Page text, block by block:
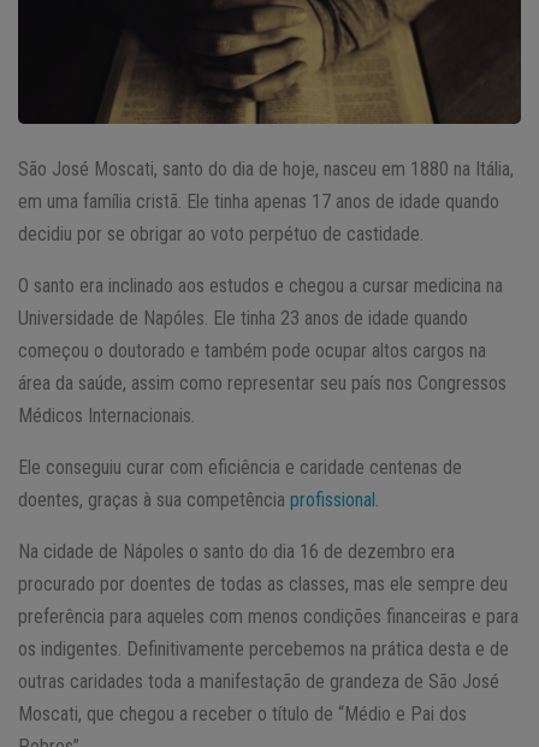
São José Moscati, santo do dia de hoje, nasceu em 1880 na Itália,
em uma família cristã. Ele tinha apenas 17 anos de idade quando
decidiu por se obrigar ao voto perpétuo de castidade.
O santo era inclinado aos estudos e chegou a cursar medicina na
Universidade de Napóles. Ele tinha 23 anos de idade quando
começou o doutorado e também pode ocupar altos cargos na
área da saúde, assim como representar seu país nos Congressos
Médicos Internacionais.
Ele conseguiu curar com eficiência e caridade centenas de
doentes, graças à sua competência profissional
Na cidade de Nápoles o santo do dia 16 de dezembro era
procurado por doentes de todas as classes, mas ele sempre deu
preferência para aqueles com menos condições financeiras e para
os indigentes. Definitivamente percebemos na prática desta e de
outras caridades toda a manifestação de grandeza de São José
Moscati, que chegou a receber o título de “Médio e Pai dos